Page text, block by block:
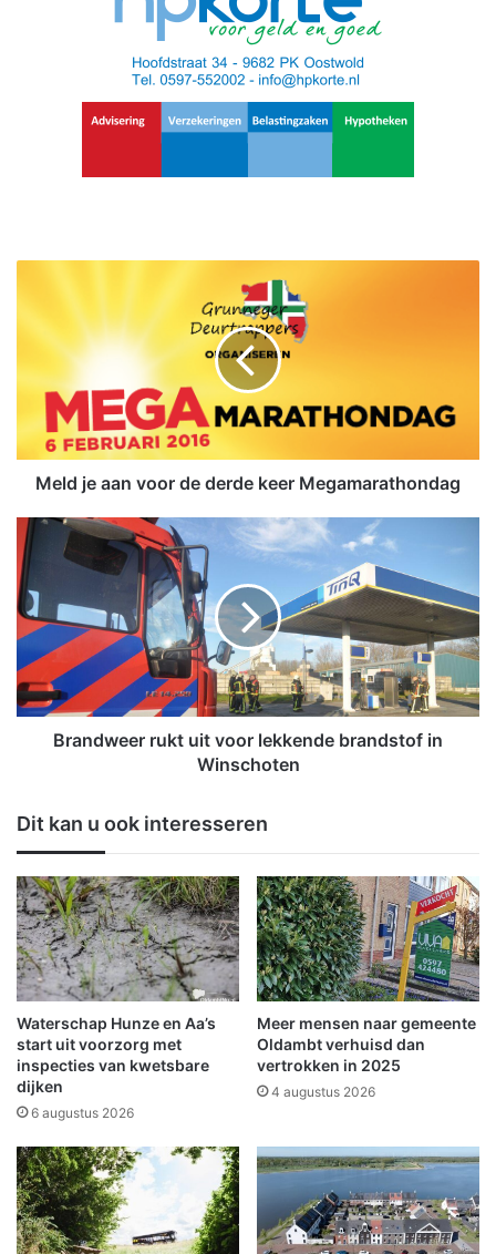
n
d
e
d
e
r
d
e
M
e
g
a
m
a
r
a
t
h
o
n
d
g
Meld je aan voor de derde keer Megamarathondag
a
n
d
w
e
e
r
u
i
t
v
o
o
r
l
e
k
k
e
n
e
b
r
a
n
Brandweer rukt uit voor lekkende brandstof in
Winschoten
Dit kan u ook interesseren
Waterschap Hunze en Aa’s
start uit voorzorg met
inspecties van kwetsbare
dijken
6 augustus 2026
Meer mensen naar gemeente
Oldambt verhuisd dan
vertrokken in 2025
4 augustus 2026